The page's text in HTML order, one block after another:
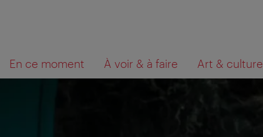
En ce moment À voir & à faire Art & culture
Que
cherchez-
vous?